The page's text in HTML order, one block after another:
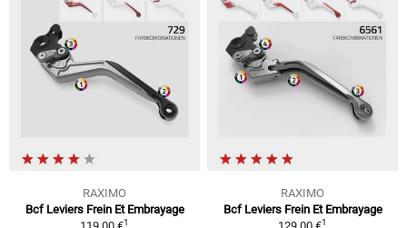
RAXIMO
Bcf Leviers Frein Et Embrayage
1
RAXIMO
Bcf Leviers Frein Et Embrayage
1